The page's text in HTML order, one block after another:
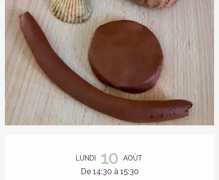
LUNDI 10 AOÛT
De 14:30 à 15:30